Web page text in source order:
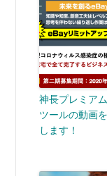
神長プレミア
ツールの動画
します！